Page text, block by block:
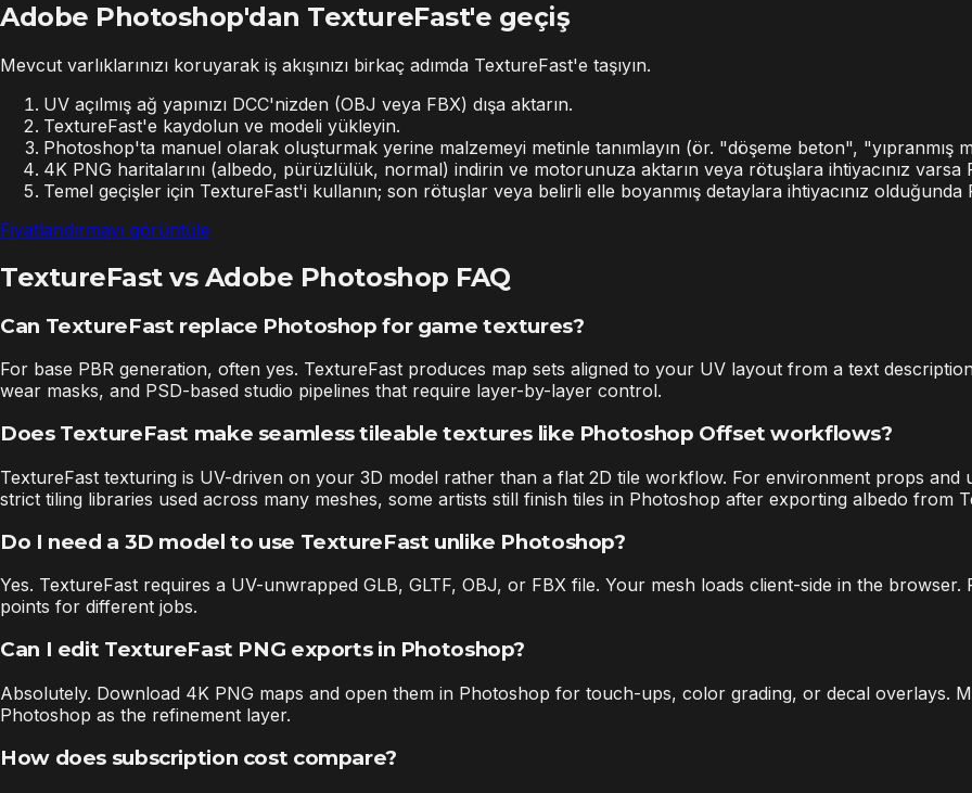
Adobe Photoshop'dan TextureFast'e geçiş
Mevcut varlıklarınızı koruyarak iş akışınızı birkaç adımda TextureFast'e taşıyın.
UV açılmış ağ yapınızı DCC'nizden (OBJ veya FBX) dışa aktarın.
TextureFast'e kaydolun ve modeli yükleyin.
Photoshop'ta manuel olarak oluşturmak yerine malzemeyi metinle tanımlayın (ör. "döşeme beton", "yıpranmış
4K PNG haritalarını (albedo, pürüzlülük, normal) indirin ve motorunuza aktarın veya rötuşlara ihtiyacınız
Temel geçişler için TextureFast'i kullanın; son rötuşlar veya belirli elle boyanmış detaylara ihtiyacınız
Fiyatlandırmayı görüntüle
TextureFast vs Adobe Photoshop FAQ
Can TextureFast replace Photoshop for game textures?
For base PBR generation, often yes. TextureFast produces map sets aligned to your UV layout from a text
wear masks, and PSD-based studio pipelines that require layer-by-layer control.
Does TextureFast make seamless tileable textures like Photoshop Offset workflows?
TextureFast texturing is UV-driven on your 3D model rather than a flat 2D tile workflow. For environment props and
strict tiling libraries used across many meshes, some artists still finish tiles in Photoshop after exporting albedo from
Do I need a 3D model to use TextureFast unlike Photoshop?
Yes. TextureFast requires a UV-unwrapped GLB, GLTF, OBJ, or FBX file. Your mesh loads client-side in the
points for different jobs.
Can I edit TextureFast PNG exports in Photoshop?
Absolutely. Download 4K PNG maps and open them in Photoshop for touch-ups, color grading, or decal overlays.
Photoshop as the refinement layer.
How does subscription cost compare?